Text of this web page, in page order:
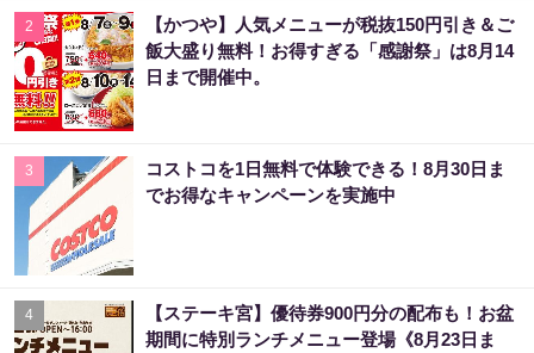
2
【かつや】人気メニューが税抜150円引き＆ご
飯大盛り無料！お得すぎる「感謝祭」は8月14
日まで開催中。
3
コストコを1日無料で体験できる！8月30日ま
でお得なキャンペーンを実施中
4
【ステーキ宮】優待券900円分の配布も！お盆
期間に特別ランチメニュー登場《8月23日ま